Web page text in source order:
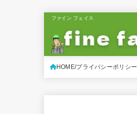
ファイン フェイス
HOME プライバシーポリシー